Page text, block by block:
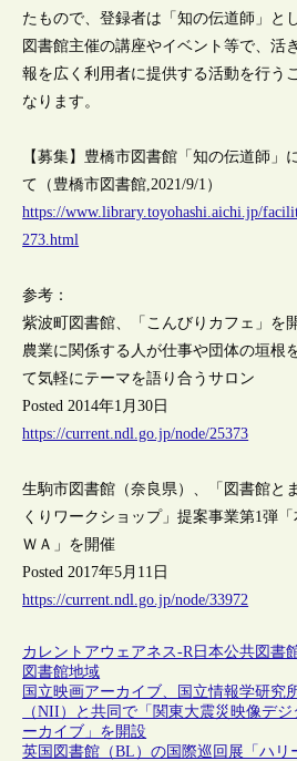
たもので、登録者は「知の伝道師」と
図書館主催の講座やイベント等で、活
報を広く利用者に提供する活動を行う
なります。
【募集】豊橋市図書館「知の伝道師」
て（豊橋市図書館,2021/9/1）
https://www.library.toyohashi.aichi.jp/
273.html
参考：
紫波町図書館、「こんびりカフェ」を
農業に関係する人が仕事や団体の垣根
て気軽にテーマを語り合うサロン
Posted 2014年1月30日
https://current.ndl.go.jp/node/25373
生駒市図書館（奈良県）、「図書館と
くりワークショップ」提案事業第1弾
ＷＡ」を開催
Posted 2017年5月11日
https://current.ndl.go.jp/node/33972
カレントアウェアネス-R 日本公共図書
図書館地域
国立映画アーカイブ、国立情報学研究
（NII）と共同で「関東大震災映像デジ
ーカイブ」を開設
英国図書館（BL）の国際巡回展「ハリ